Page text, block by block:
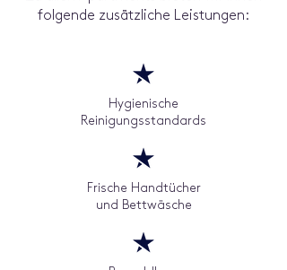
folgende zusätzliche Leistungen:
Hygienische
Reinigungsstandards
Frische Handtücher
und Bettwäsche